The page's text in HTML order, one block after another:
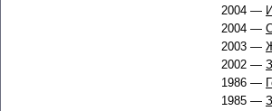
2004 —
2004 —
2003 —
2002 —
1986 —
1985 —